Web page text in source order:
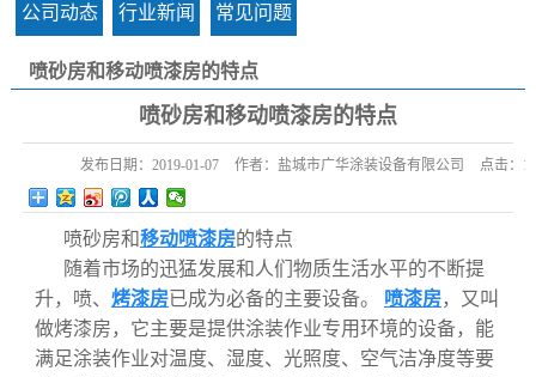
公司动态 行业新闻 常见问题
喷砂房和移动喷漆房的特点
您的当前位置：首 页>>新闻中心
喷砂房和移动喷漆房的特点
发布日期： 2019-01-07 作者： 盐城市广华涂装设备有限公司 点击：
喷砂房和移动喷漆房的特点
随着市场的迅猛发展和人们物质生活水平的不断提
升，喷、 烤漆房已成为必备的主要设备。 喷漆房，又叫
做烤漆房，它主要是提供涂装作业专用环境的设备，能
满足涂装作业对温度、湿度、光照度、空气洁净度等要